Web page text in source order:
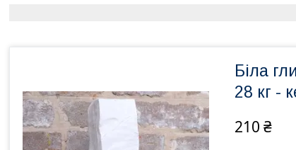
Біла
28 кг -
210 ₴